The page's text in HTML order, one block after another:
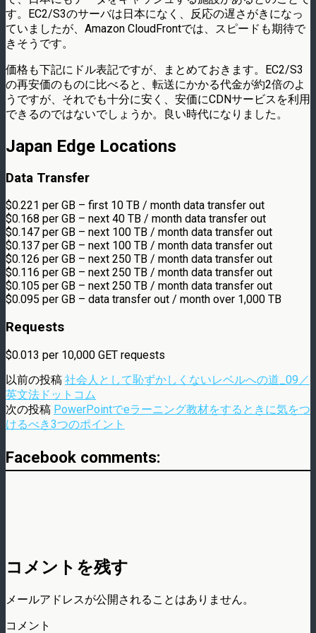
す。EC2/S3のサーバは日本になく、反応の遅さがきになっ
ていましたが、Amazon CloudFrontでは、スピードも期待で
きそうです。
価格も下記にドル表記ですが、まとめておきます。EC2/S3
の再安価のものに比べると、転送にかかる代金が約2倍のよ
うですが、それでも十分に安く、安価にCDNサービスを利用
できるのではないでしょうか。良い時代になりました。
Japan Edge Locations
Data Transfer
$0.221 per GB – first 10 TB / month data transfer out
$0.168 per GB – next 40 TB / month data transfer out
$0.147 per GB – next 100 TB / month data transfer out
$0.137 per GB – next 100 TB / month data transfer out
$0.126 per GB – next 250 TB / month data transfer out
$0.116 per GB – next 250 TB / month data transfer out
$0.105 per GB – next 250 TB / month data transfer out
$0.095 per GB – data transfer out / month over 1,000 TB
Requests
$0.013 per 10,000 GET requests
以前の投稿 社会人として恥ずかしくないレベルへの道_09／
英文法ドットコム
次の投稿 PowerPointでeラーニング教材をするときに気をつ
けるべき3つのポイント
Facebook comments:
コメントを残す
メールアドレスが公開されることはありません。
コメント